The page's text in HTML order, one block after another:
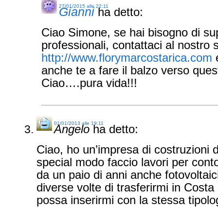
Gianni ha detto:
27/01/2015 alle 22:11
Ciao Simone, se hai bisogno di
professionali, contattaci al nostro
http://www.florymarcostarica.com
anche te a fare il balzo verso
Ciao….pura vida!!!
Angelo ha detto:
01/01/2013 alle 19:11
Ciao, ho un’impresa di costruzioni
special modo faccio lavori per
da un paio di anni anche
diverse volte di trasferirmi in
possa inserirmi con la stessa